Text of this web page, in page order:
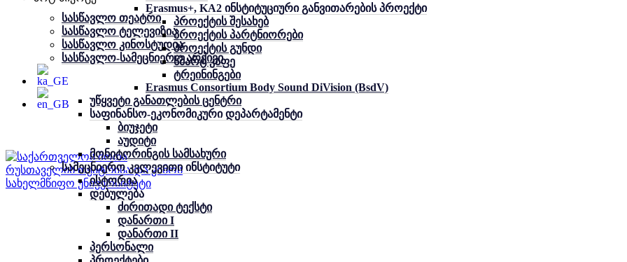
სასწავლო თეატრი
სასწავლო ტელევიზია
სასწავლო კინოსტუდია
სასწავლო-სამეცნიერო არქივი
Erasmus+, KA2 ინსტიტუციური განვითარების პროექტი
პროექტის შესახებ
პროექტის პარტნიორები
პროექტის გუნდი
სმარტ კაფე
ტრეინინგები
Erasmus Consortium Body Sound DiVision (BsdV)
უწყვეტი განათლების ცენტრი
საფინანსო-ეკონომიკური დეპარტამენტი
ბიუჯეტი
აუდიტი
მონიტორინგის სამსახური
სამეცნიერო კვლევითი ინსტიტუტი
ისტორია
დებულება
ძირითადი ტექსტი
დანართი I
დანართი II
პერსონალი